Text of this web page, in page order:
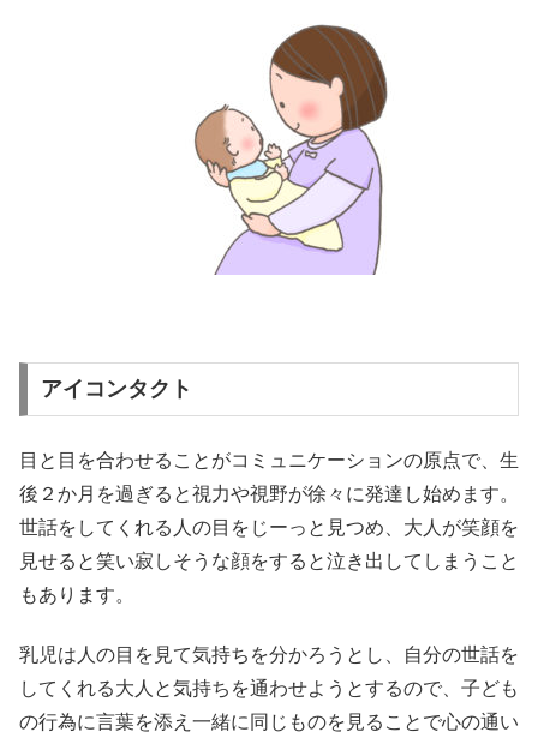
アイコンタクト
目と目を合わせることがコミュニケーションの原点で、生
後２か月を過ぎると視力や視野が徐々に発達し始めます。
世話をしてくれる人の目をじーっと見つめ、大人が笑顔を
見せると笑い寂しそうな顔をすると泣き出してしまうこと
もあります。
乳児は人の目を見て気持ちを分かろうとし、自分の世話を
してくれる大人と気持ちを通わせようとするので、子ども
の行為に言葉を添え一緒に同じものを見ることで心の通い